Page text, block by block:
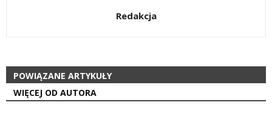
Redakcja
POWIĄZANE ARTYKUŁY
WIĘCEJ OD AUTORA